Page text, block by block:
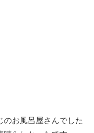
のお風呂屋さんでした